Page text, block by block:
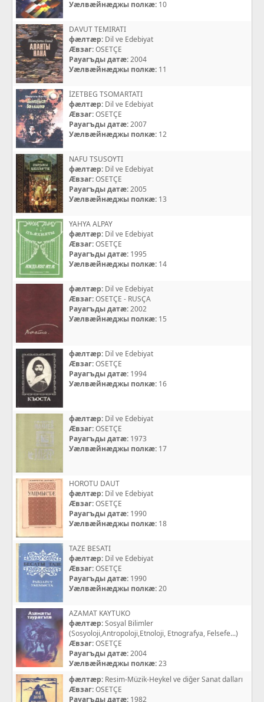
Уæлвæйнæджы полкæ: 10
DAVUT TEMIRATI
фæлтæр: Dil ve Edebiyat
Æвзаг:OSETÇE
Рауагъды датæ:2004
Уæлвæйнæджы полкæ: 11
İZETBEG TSOMARTATI
фæлтæр: Dil ve Edebiyat
Æвзаг:OSETÇE
Рауагъды датæ:2007
Уæлвæйнæджы полкæ: 12
NAFU TSUSOYTI
фæлтæр: Dil ve Edebiyat
Æвзаг:OSETÇE
Рауагъды датæ:2005
Уæлвæйнæджы полкæ: 13
YAHYA ALPAY
фæлтæр: Dil ve Edebiyat
Æвзаг:OSETÇE
Рауагъды датæ: 1995
Уæлвæйнæджы полкæ: 14
фæлтæр: Dil ve Edebiyat
Æвзаг:OSETÇE - RUSÇA
Рауагъды датæ:2002
Уæлвæйнæджы полкæ: 15
фæлтæр: Dil ve Edebiyat
Æвзаг:OSETÇE
Рауагъды датæ: 1994
Уæлвæйнæджы полкæ: 16
фæлтæр: Dil ve Edebiyat
Æвзаг:OSETÇE
Рауагъды датæ: 1973
Уæлвæйнæджы полкæ: 17
HOROTU DAUT
фæлтæр: Dil ve Edebiyat
Æвзаг:OSETÇE
Рауагъды датæ: 1990
Уæлвæйнæджы полкæ: 18
TAZE BESATI
фæлтæр: Dil ve Edebiyat
Æвзаг:OSETÇE
Рауагъды датæ: 1990
Уæлвæйнæджы полкæ:20
AZAMAT KAYTUKO
фæлтæр:Sosyal Bilimler
(Sosyoloji,Antropoloji,Etnoloji, Etnografya, Felsefe...)
Æвзаг:OSETÇE
Рауагъды датæ:2004
Уæлвæйнæджы полкæ:23
фæлтæр: Resim-Müzik-Heykel ve diğer Sanat dalları
Æвзаг:OSETÇE
Рауагъды датæ: 1982